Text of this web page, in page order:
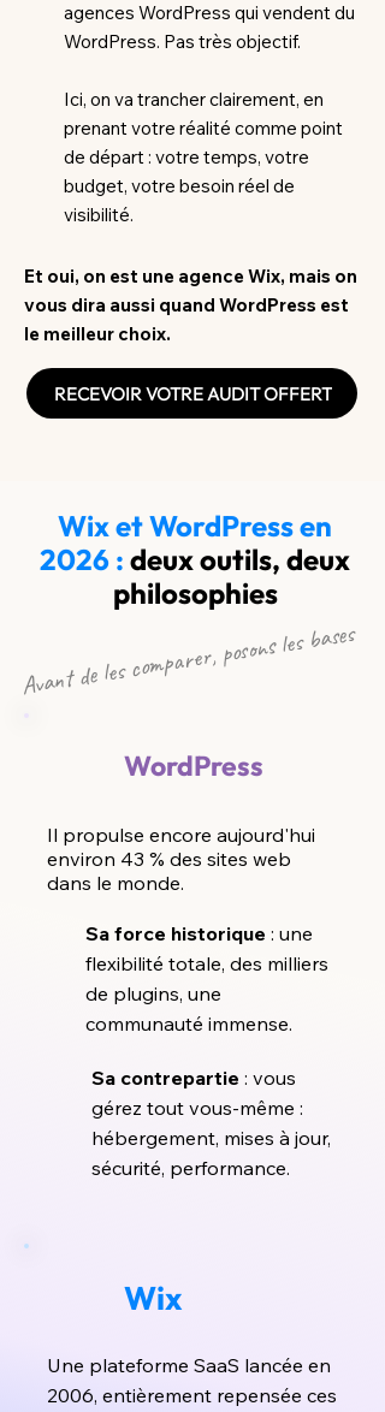
agences WordPress qui vendent du
WordPress. Pas très objectif.
Ici, on va trancher clairement, en
prenant votre réalité comme point
de départ : votre temps, votre
budget, votre besoin réel de
visibilité.
Et oui, on est une agence Wix, mais on
vous dira aussi quand WordPress est
le meilleur choix.
RECEVOIR VOTRE AUDIT OFFERT
Wix et WordPress en
2026 : deux outils, deux
philosophies
Avant de les comparer, posons les bases
WordPress
Il propulse encore aujourd'hui
environ 43 % des sites web
dans le monde.
Sa force historique : une
flexibilité totale, des milliers
de plugins, une
communauté immense.
Sa contrepartie : vous
gérez tout vous-même :
hébergement, mises à jour,
sécurité, performance.
Wix
Une plateforme SaaS lancée en
2006, entièrement repensée ces